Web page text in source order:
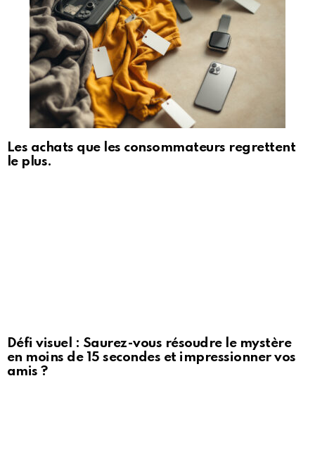
Les achats que les consommateurs regrettent
le plus.
Défi visuel : Saurez-vous résoudre le mystère
en moins de 15 secondes et impressionner vos
amis ?